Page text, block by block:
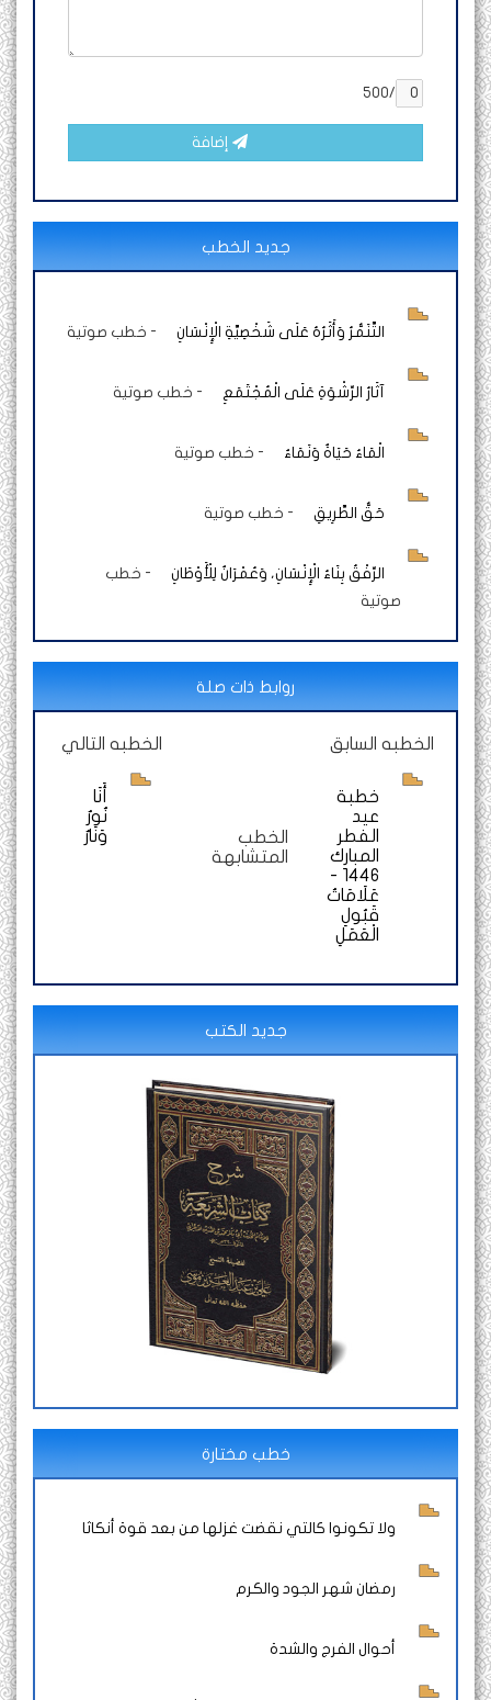
/500
إضافة
جديد الخطب
التَّنَمُّرُ وَأَثَرُهُ عَلَى شَخْصِيَّةِ الْإِنْسَانِ - خطب صوتية
آثَارُ الرِّشْوَةِ عَلَى الْمُجْتَمَعِ - خطب صوتية
الْمَاءُ حَيَاةٌ وَنَمَاءٌ - خطب صوتية
حَقُّ الطَّرِيقِ - خطب صوتية
الرِّفْقُ بِنَاءُ الْإِنْسَانِ، وَعُمْرَانٌ لِلْأَوْطَانِ - خطب
صوتية
روابط ذات صلة
الخطبه السابق
خطبة
عيد
الفطر
المبارك
1446 -
عَلَامَاتُ
قَبُولِ
الْعَمَلِ
الخطب
المتشابهة
الخطبه التالي
أَنَا
نُورٌ
وَنَارٌ
جديد الكتب
خطب مختارة
ولا تكونوا كالتي نقضت غزلها من بعد قوة أنكاثا
رمضان شهر الجود والكرم
أحوال الفرج والشدة